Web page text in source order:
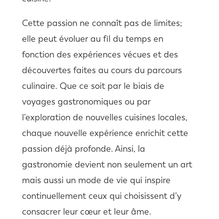
Cette passion ne connaît pas de limites;
elle peut évoluer au fil du temps en
fonction des expériences vécues et des
découvertes faites au cours du parcours
culinaire. Que ce soit par le biais de
voyages gastronomiques ou par
l’exploration de nouvelles cuisines locales,
chaque nouvelle expérience enrichit cette
passion déjà profonde. Ainsi, la
gastronomie devient non seulement un art
mais aussi un mode de vie qui inspire
continuellement ceux qui choisissent d’y
consacrer leur cœur et leur âme.